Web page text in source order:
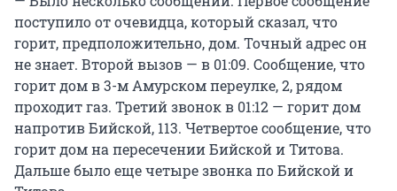
поступило от очевидца, который сказал, что
горит, предположительно, дом. Точный адрес он
не знает. Второй вызов — в 01:09. Сообщение, что
горит дом в 3-м Амурском переулке, 2, рядом
проходит газ. Третий звонок в 01:12 — горит дом
напротив Бийской, 113. Четвертое сообщение, что
горит дом на пересечении Бийской и Титова.
Дальше было еще четыре звонка по Бийской и